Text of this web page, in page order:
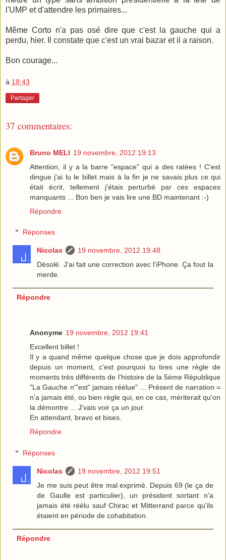
l'UMP et d'attendre les primaires...
Même Corto n'a pas osé dire que c'est la gauche qui a
perdu, hier. Il constate que c'est un vrai bazar et il a raison.
Bon courage...
à 18:43
Partager
37 commentaires:
Bruno MELI 19 novembre, 2012 19:13
Attention, il y a la barre "espace" qui a des ratées ! C'est
dingue j'ai lu le billet mais à la fin je ne savais plus ce qui
était écrit, tellement j'étais perturbé par ces espaces
manquants ... Bon ben je vais lire une BD maintenant :-)
Répondre
Réponses
Nicolas
19 novembre, 2012 19:48
Désolé. J'ai fait une correction avec l'iPhone. Ça fout la
merde.
Répondre
Anonyme 19 novembre, 2012 19:41
Excellent billet !
Il y a quand même quelque chose que je dois approfondir
depuis un moment, c'est pourquoi tu tires une règle de
moments très différents de l'histoire de la 5ème République
"La Gauche n'"est" jamais réélue" ... Présent de narration =
n'a jamais été, ou bien règle qui, en ce cas, mériterait qu'on
la démontre ... J'vais voir ça un jour.
En attendant, bravo et bises.
Répondre
Réponses
Nicolas
19 novembre, 2012 19:51
Je me suis peut être mal exprimé. Depuis 69 (le ça de
de Gaulle est particulier), un président sortant n'a
jamais été réélu sauf Chirac et Mitterrand parce qu'ils
étaient en période de cohabitation.
Répondre